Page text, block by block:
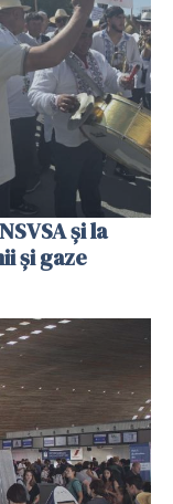
și la
și gaze